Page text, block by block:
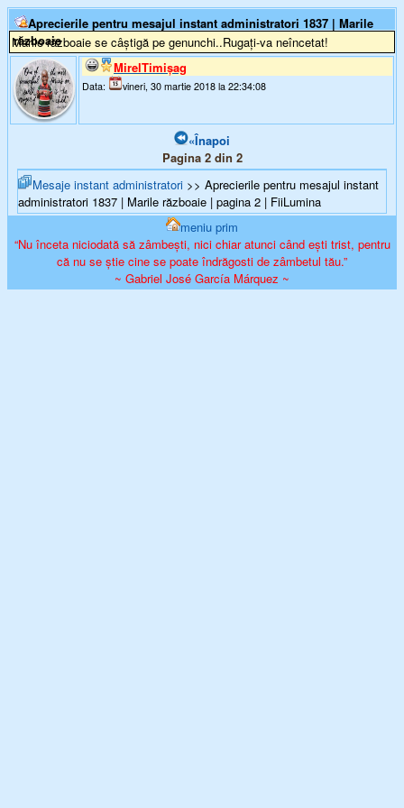
Aprecierile pentru mesajul instant administratori 1837 | Marile
războaie
Marile războaie se câștigă pe genunchi..Rugați-va neîncetat!
MirelTimişag
Data: vineri, 30 martie 2018 la 22:34:08
«Înapoi
Pagina 2 din 2
Mesaje instant administratori >> Aprecierile pentru mesajul instant
administratori 1837 | Marile războaie | pagina 2 | FiiLumina
meniu prim
“Nu înceta niciodată să zâmbești, nici chiar atunci când ești trist, pentru
că nu se știe cine se poate îndrăgosti de zâmbetul tău.”
~ Gabriel José García Márquez ~